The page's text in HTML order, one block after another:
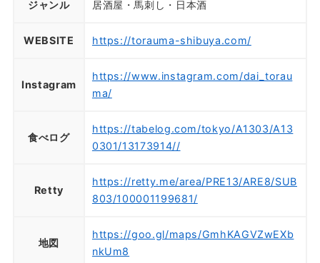
ジャンル 居酒屋・馬刺し・日本酒
WEBSITE https://torauma-shibuya.com/
Instagram
https://www.instagram.com/dai_torau
ma/
食べログ
https://tabelog.com/tokyo/A1303/A13
0301/13173914//
Retty
https://retty.me/area/PRE13/ARE8/SUB
803/100001199681/
地図
https://goo.gl/maps/GmhKAGVZwEXb
nkUm8